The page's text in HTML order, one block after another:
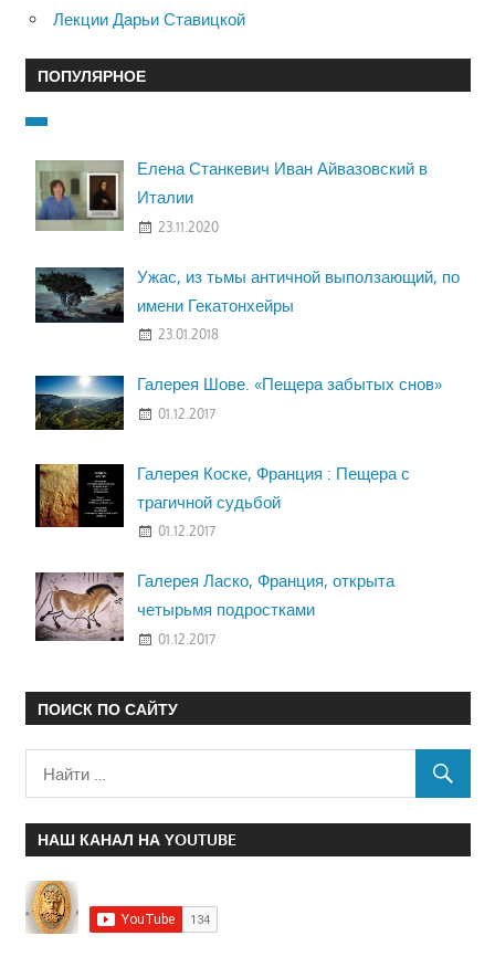
Лекции Дарьи Ставицкой
ПОПУЛЯРНОЕ
Елена Станкевич Иван Айвазовский в
Италии
23.11.2020
Ужас, из тьмы античной выползающий, по
имени Гекатонхейры
23.01.2018
Галерея Шове. «Пещера забытых снов»
01.12.2017
Галерея Коске, Франция : Пещера с
трагичной судьбой
01.12.2017
Галерея Ласко, Франция, открыта
четырьмя подростками
01.12.2017
ПОИСК ПО САЙТУ
НАШ КАНАЛ НА YOUTUBE